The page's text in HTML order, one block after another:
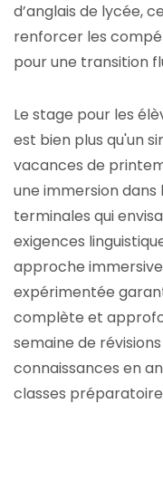
d’anglais de lycée,
renforcer les
pour une transition
Le stage pour les
est bien plus qu'un
vacances de
une immersion dans
terminales qui
exigences
approche
expérimentée
complète et
semaine de
connaissances en
classes